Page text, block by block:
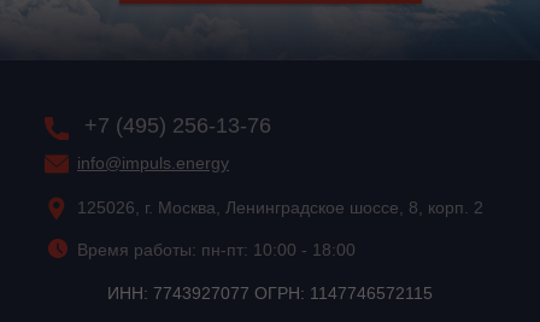
+7 (495) 256-13-76
info@impuls.energy
125026, г. Москва, Ленинградское шоссе, 8, корп. 2
Время работы: пн-пт: 10:00 - 18:00
ИНН: 7743927077 ОГРН: 1147746572115